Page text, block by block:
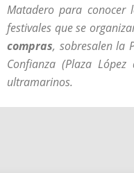
Matadero para conocer
festivales que se
compras, sobresalen la
Confianza (Plaza
ultramarinos.